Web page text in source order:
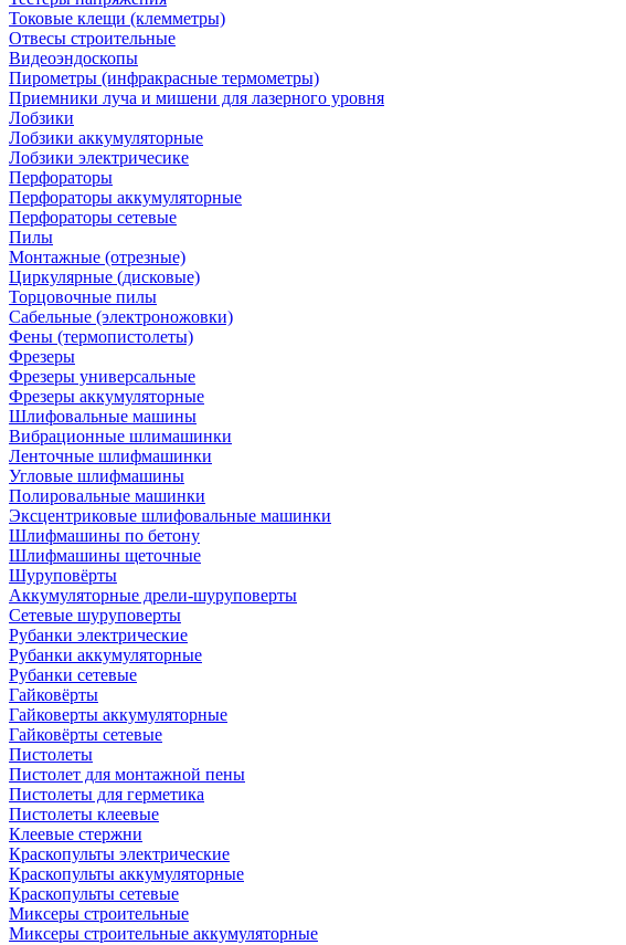
Токовые клещи (клемметры)
Отвесы строительные
Видеоэндоскопы
Пирометры (инфракрасные термометры)
Приемники луча и мишени для лазерного уровня
Лобзики
Лобзики аккумуляторные
Лобзики электричесике
Перфораторы
Перфораторы аккумуляторные
Перфораторы сетевые
Пилы
Монтажные (отрезные)
Циркулярные (дисковые)
Торцовочные пилы
Сабельные (электроножовки)
Фены (термопистолеты)
Фрезеры
Фрезеры универсальные
Фрезеры аккумуляторные
Шлифовальные машины
Вибрационные шлимашинки
Ленточные шлифмашинки
Угловые шлифмашины
Полировальные машинки
Эксцентриковые шлифовальные машинки
Шлифмашины по бетону
Шлифмашины щеточные
Шуруповёрты
Аккумуляторные дрели-шуруповерты
Сетевые шуруповерты
Рубанки электрические
Рубанки аккумуляторные
Рубанки сетевые
Гайковёрты
Гайковерты аккумуляторные
Гайковёрты сетевые
Пистолеты
Пистолет для монтажной пены
Пистолеты для герметика
Пистолеты клеевые
Клеевые стержни
Краскопульты электрические
Краскопульты аккумуляторные
Краскопульты сетевые
Миксеры строительные
Миксеры строительные аккумуляторные